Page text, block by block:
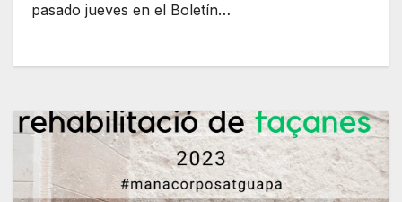
pasado jueves en el Boletín…